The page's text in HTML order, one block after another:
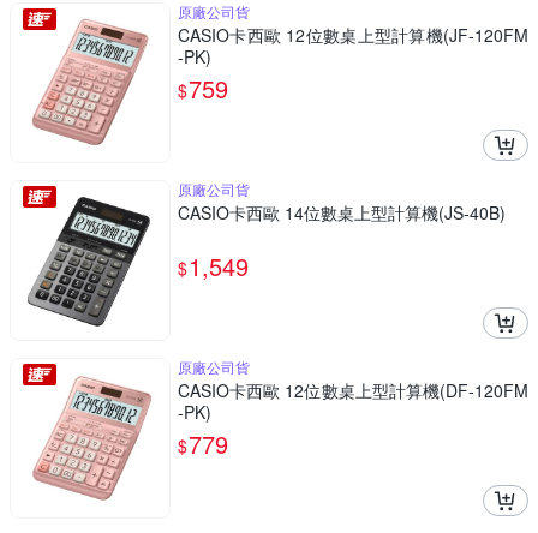
原廠公司貨
CASIO卡西歐 12位數桌上型計算機(JF-120FM
-PK)
$759
原廠公司貨
CASIO卡西歐 14位數桌上型計算機(JS-40B)
$1,549
原廠公司貨
CASIO卡西歐 12位數桌上型計算機(DF-120FM
-PK)
$779